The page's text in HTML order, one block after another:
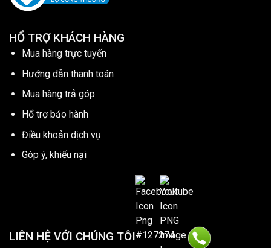
HỔ TRỢ KHÁCH HÀNG
Mua hàng trực tuyến
Hướng dẫn thanh toán
Mua hàng trả góp
Hổ trợ bảo hành
Điều khoản dịch vụ
Góp ý, khiếu nại
LIÊN HỆ VỚI CHÚNG TÔI